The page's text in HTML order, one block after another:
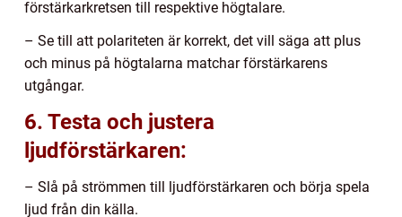
förstärkarkretsen till respektive högtalare.
– Se till att polariteten är korrekt, det vill säga att plus
och minus på högtalarna matchar förstärkarens
utgångar.
6. Testa och justera
ljudförstärkaren:
– Slå på strömmen till ljudförstärkaren och börja spela
ljud från din källa.